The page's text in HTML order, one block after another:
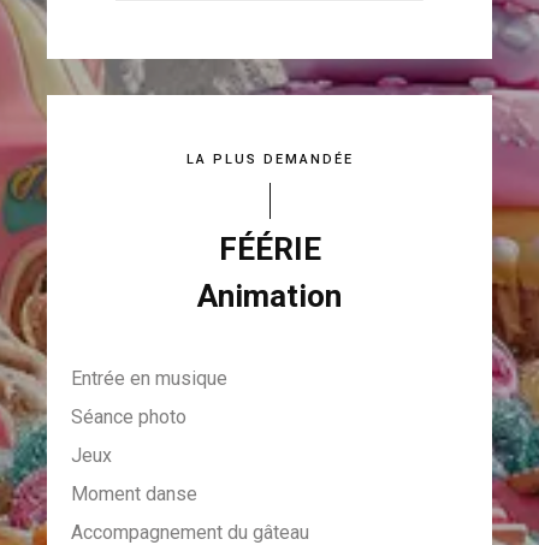
LA PLUS DEMANDÉE
FÉÉRIE
Animation
Entrée en musique
Séance photo
Jeux
Moment danse
Accompagnement du gâteau